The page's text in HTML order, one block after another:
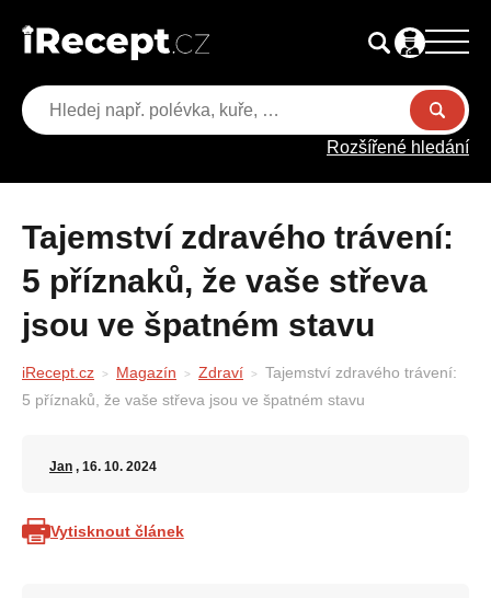
Rozšířené hledání
Tajemství zdravého trávení:
5 příznaků, že vaše střeva
jsou ve špatném stavu
iRecept.cz Magazín Zdraví
Tajemství zdravého trávení:
5 příznaků, že vaše střeva jsou ve špatném stavu
Jan , 16. 10. 2024
Vytisknout článek